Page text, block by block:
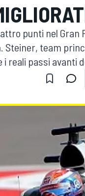
punti nel Gran
Steiner, team
reali passi avanti